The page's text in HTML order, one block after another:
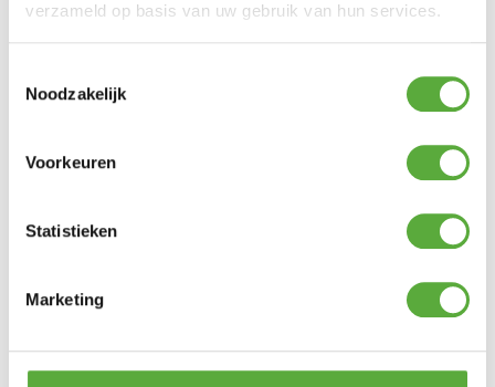
verzameld op basis van uw gebruik van hun services.
Noodzakelijk
Voorkeuren
Statistieken
Marketing
EAN
PRODUCTEN
Yellow
Hartman Sophie Studio
Terra